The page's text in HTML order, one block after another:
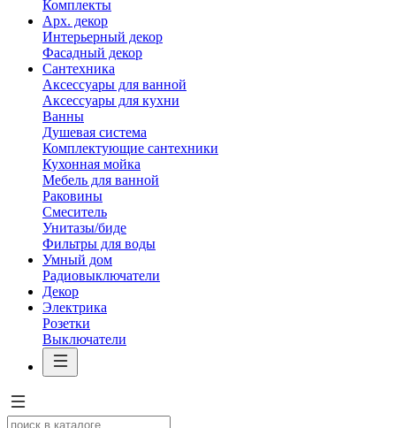
Комплекты
Арх. декор
Интерьерный декор
Фасадный декор
Сантехника
Аксессуары для ванной
Аксессуары для кухни
Ванны
Душевая система
Комплектующие сантехники
Кухонная мойка
Мебель для ванной
Раковины
Смеситель
Унитазы/биде
Фильтры для воды
Умный дом
Радиовыключатели
Декор
Электрика
Розетки
Выключатели